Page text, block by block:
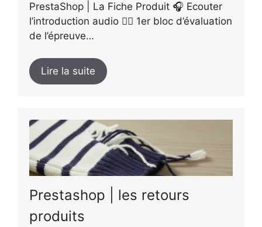
PrestaShop | La Fiche Produit 🎧 Ecouter
l’introduction audio 👉🏻 1er bloc d’évaluation
de l’épreuve…
Lire la suite
Prestashop | les retours
produits